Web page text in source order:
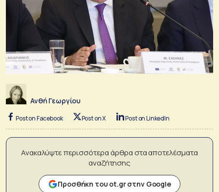
Ανθή Γεωργίου
Post on Facebook Post on X Post on LinkedIn
Ανακαλύψτε περισσότερα άρθρα στα αποτελέσματα
αναζήτησης
Προσθήκη του ot.gr στην Google